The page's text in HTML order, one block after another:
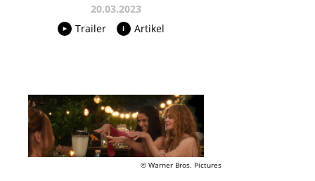
20.03.2023
Trailer
Artikel
© Warner Bros. Pictures